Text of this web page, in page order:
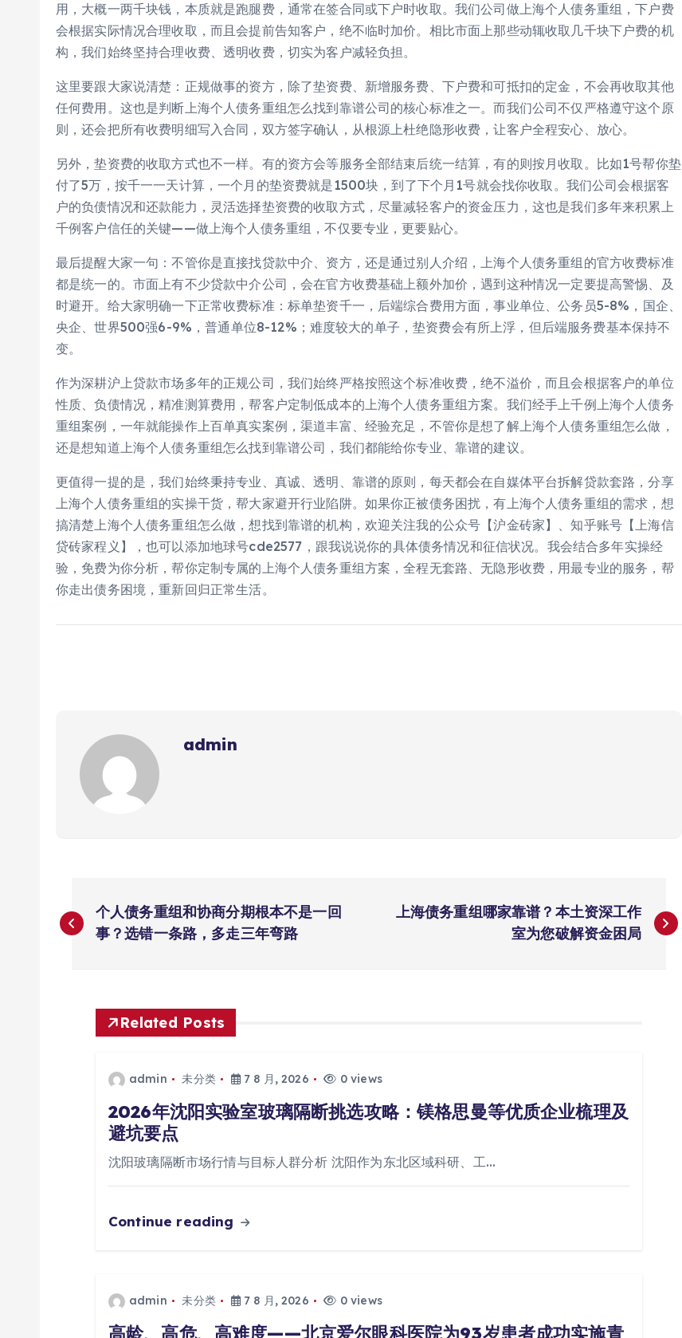
用，大概一两千块钱，本质就是跑腿费，通常在签合同或下户时收取。我们公司做上海个人债务重组，下户费
会根据实际情况合理收取，而且会提前告知客户，绝不临时加价。相比市面上那些动辄收取几千块下户费的机
构，我们始终坚持合理收费、透明收费，切实为客户减轻负担。
这里要跟大家说清楚：正规做事的资方，除了垫资费、新增服务费、下户费和可抵扣的定金，不会再收取其他
任何费用。这也是判断上海个人债务重组怎么找到靠谱公司的核心标准之一。而我们公司不仅严格遵守这个原
则，还会把所有收费明细写入合同，双方签字确认，从根源上杜绝隐形收费，让客户全程安心、放心。
另外，垫资费的收取方式也不一样。有的资方会等服务全部结束后统一结算，有的则按月收取。比如1号帮你垫
付了5万，按千一一天计算，一个月的垫资费就是1500块，到了下个月1号就会找你收取。我们公司会根据客
户的负债情况和还款能力，灵活选择垫资费的收取方式，尽量减轻客户的资金压力，这也是我们多年来积累上
千例客户信任的关键——做上海个人债务重组，不仅要专业，更要贴心。
最后提醒大家一句：不管你是直接找贷款中介、资方，还是通过别人介绍，上海个人债务重组的官方收费标准
都是统一的。市面上有不少贷款中介公司，会在官方收费基础上额外加价，遇到这种情况一定要提高警惕、及
时避开。给大家明确一下正常收费标准：标单垫资千一，后端综合费用方面，事业单位、公务员5-8%，国企、
央企、世界500强6-9%，普通单位8-12%；难度较大的单子，垫资费会有所上浮，但后端服务费基本保持不
变。
作为深耕沪上贷款市场多年的正规公司，我们始终严格按照这个标准收费，绝不溢价，而且会根据客户的单位
性质、负债情况，精准测算费用，帮客户定制低成本的上海个人债务重组方案。我们经手上千例上海个人债务
重组案例，一年就能操作上百单真实案例，渠道丰富、经验充足，不管你是想了解上海个人债务重组怎么做，
还是想知道上海个人债务重组怎么找到靠谱公司，我们都能给你专业、靠谱的建议。
更值得一提的是，我们始终秉持专业、真诚、透明、靠谱的原则，每天都会在自媒体平台拆解贷款套路，分享
上海个人债务重组的实操干货，帮大家避开行业陷阱。如果你正被债务困扰，有上海个人债务重组的需求，想
搞清楚上海个人债务重组怎么做，想找到靠谱的机构，欢迎关注我的公众号【沪金砖家】、知乎账号【上海信
贷砖家程义】，也可以添加地球号cde2577，跟我说说你的具体债务情况和征信状况。我会结合多年实操经
验，免费为你分析，帮你定制专属的上海个人债务重组方案，全程无套路、无隐形收费，用最专业的服务，帮
你走出债务困境，重新回归正常生活。
admin
文
章
个人债务重组和协商分期根本不是一回
事？选错一条路，多走三年弯路
上海债务重组哪家靠谱？本土资深工作
室为您破解资金困局
Related Posts
admin 未分类 7 8 月, 2026 0 views
2026年沈阳实验室玻璃隔断挑选攻略：镁格思曼等优质企业梳理及
避坑要点
沈阳玻璃隔断市场行情与目标人群分析 沈阳作为东北区域科研、工…
Continue reading
admin 未分类 7 8 月, 2026 0 views
高龄、高危、高难度——北京爱尔眼科医院为93岁患者成功实施青